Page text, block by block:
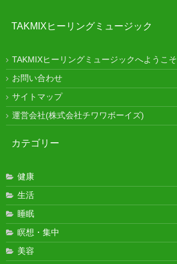
TAKMIXヒーリングミュージック
TAKMIXヒーリングミュージックへようこそ
お問い合わせ
サイトマップ
運営会社(株式会社チワワボーイズ)
カテゴリー
健康
生活
睡眠
瞑想・集中
美容